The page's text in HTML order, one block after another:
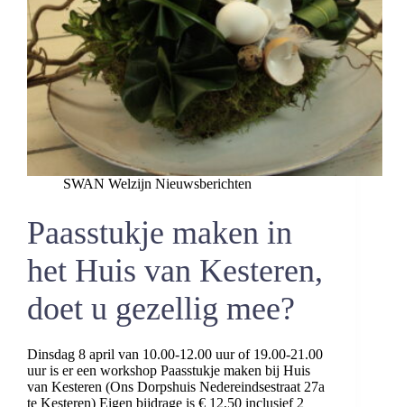
SWAN Welzijn Nieuwsberichten
Paasstukje maken in
het Huis van Kesteren,
doet u gezellig mee?
Dinsdag 8 april van 10.00-12.00 uur of 19.00-21.00
uur is er een workshop Paasstukje maken bij Huis
van Kesteren (Ons Dorpshuis Nedereindsestraat 27a
te Kesteren) Eigen bijdrage is € 12,50 inclusief 2